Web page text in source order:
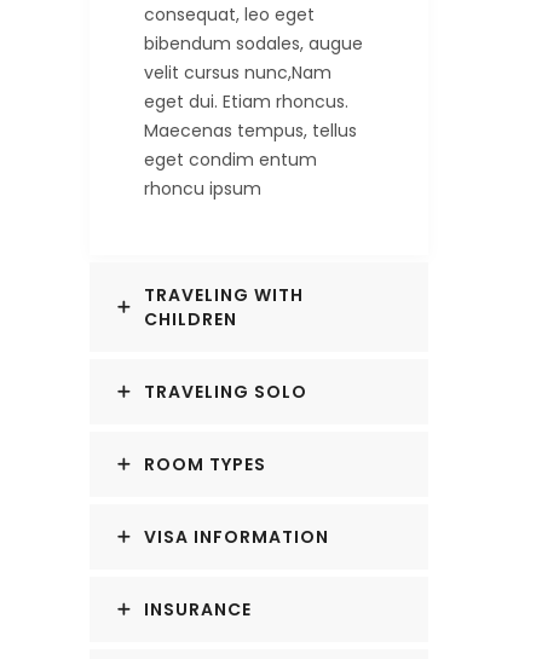
consequat, leo eget
bibendum sodales, augue
velit cursus nunc,Nam
eget dui. Etiam rhoncus.
Maecenas tempus, tellus
eget condim entum
rhoncu ipsum
TRAVELING WITH
CHILDREN
TRAVELING SOLO
ROOM TYPES
VISA INFORMATION
INSURANCE